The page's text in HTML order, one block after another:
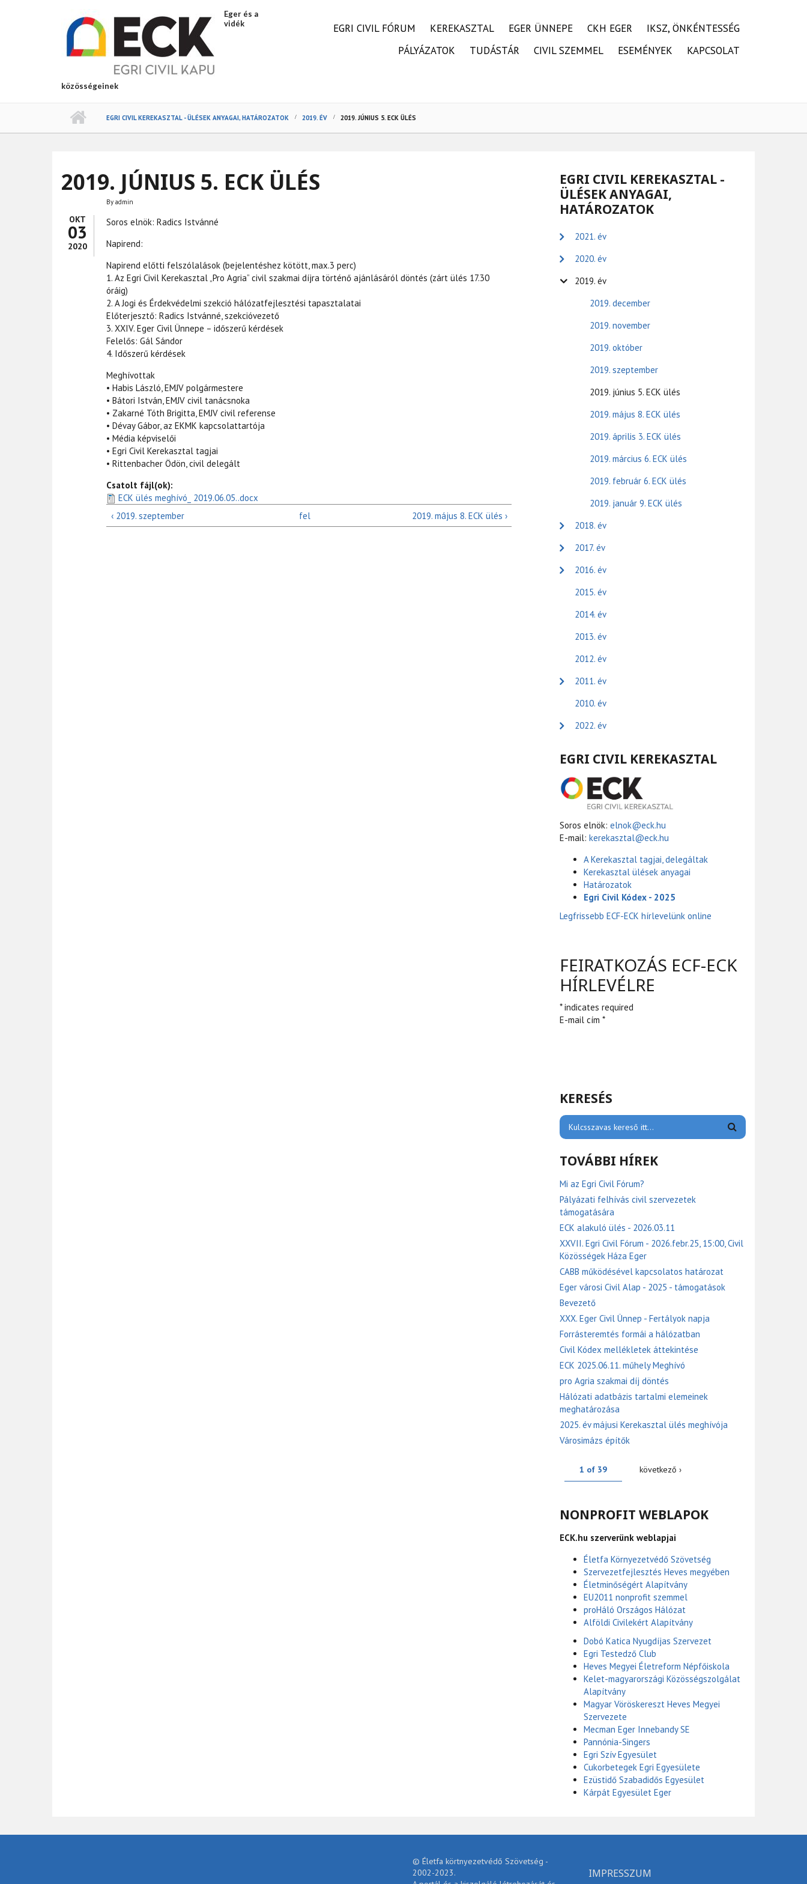
Eger és a
vidék
közösségeinek
FŐMENÜ
EGRI CIVIL FÓRUM KEREKASZTAL EGER ÜNNEPE CKH EGER
IKSZ, ÖNKÉNTESSÉG
PÁLYÁZATOK
TUDÁSTÁR CIVIL SZEMMEL ESEMÉNYEK KAPCSOLAT
EGRI CIVIL KEREKASZTAL - ÜLÉSEK ANYAGAI, HATÁROZATOK 2019. ÉV 2019. JÚNIUS 5. ECK ÜLÉS
2019. JÚNIUS 5. ECK ÜLÉS
OKT
03
2020
By admin
Soros elnök: Radics Istvánné
Napirend:
Napirend előtti felszólalások (bejelentéshez kötött, max.3 perc)
1. Az Egri Civil Kerekasztal „Pro Agria” civil szakmai díjra történő ajánlásáról döntés (zárt ülés 17.30
óráig)
2. A Jogi és Érdekvédelmi szekció hálózatfejlesztési tapasztalatai
Előterjesztő: Radics Istvánné, szekcióvezető
3. XXIV. Eger Civil Ünnepe – időszerű kérdések
Felelős: Gál Sándor
4. Időszerű kérdések
Meghívottak
• Habis László, EMJV polgármestere
• Bátori István, EMJV civil tanácsnoka
• Zakarné Tóth Brigitta, EMJV civil referense
• Dévay Gábor, az EKMK kapcsolattartója
• Média képviselői
• Egri Civil Kerekasztal tagjai
• Rittenbacher Ödön, civil delegált
Csatolt fájl(ok):
ECK ülés meghívó_ 2019.06.05..docx
‹ 2019. szeptember
fel 2019. május 8. ECK ülés ›
EGRI CIVIL KEREKASZTAL -
ÜLÉSEK ANYAGAI,
HATÁROZATOK
2021. év
2020. év
2019. év
2019. december
2019. november
2019. október
2019. szeptember
2019. június 5. ECK ülés
2019. május 8. ECK ülés
2019. április 3. ECK ülés
2019. március 6. ECK ülés
2019. február 6. ECK ülés
2019. január 9. ECK ülés
2018. év
2017. év
2016. év
2015. év
2014. év
2013. év
2012. év
2011. év
2010. év
2022. év
EGRI CIVIL KEREKASZTAL
Soros elnök: elnok@eck.hu
E-mail: kerekasztal@eck.hu
A Kerekasztal tagjai, delegáltak
Kerekasztal ülések anyagai
Határozatok
Egri Civil Kódex - 2025
Legfrissebb ECF-ECK hírlevelünk online
FEIRATKOZÁS ECF-ECK
HÍRLEVÉLRE
* indicates required
E-mail cím *
KERESÉS
TOVÁBBI HÍREK
Mi az Egri Civil Fórum?
Pályázati felhívás civil szervezetek
támogatására
ECK alakuló ülés - 2026.03.11
XXVII. Egri Civil Fórum - 2026.febr.25, 15:00, Civil
Közösségek Háza Eger
CABB működésével kapcsolatos határozat
Eger városi Civil Alap - 2025 - támogatások
Bevezető
XXX. Eger Civil Ünnep - Fertályok napja
Forrásteremtés formái a hálózatban
Civil Kódex mellékletek áttekintése
ECK 2025.06.11. műhely Meghívó
pro Agria szakmai díj döntés
Hálózati adatbázis tartalmi elemeinek
meghatározása
2025. év májusi Kerekasztal ülés meghívója
Városimázs építők
1 of 39 következő ›
NONPROFIT WEBLAPOK
ECK.hu szerverünk weblapjai
Életfa Környezetvédő Szövetség
Szervezetfejlesztés Heves megyében
Életminőségért Alapítvány
EU2011 nonprofit szemmel
proHáló Országos Hálózat
Alföldi Civilekért Alapítvány
Dobó Katica Nyugdíjas Szervezet
Egri Testedző Club
Heves Megyei Életreform Népfőiskola
Kelet-magyarországi Közösségszolgálat
Alapítvány
Magyar Vöröskereszt Heves Megyei
Szervezete
Mecman Eger Innebandy SE
Pannónia-Singers
Egri Szív Egyesület
Cukorbetegek Egri Egyesülete
Ezüstidő Szabadidős Egyesület
Kárpát Egyesület Eger
© Életfa körtnyezetvédő Szövetség -
2002-2023.
IMPRESSZUM